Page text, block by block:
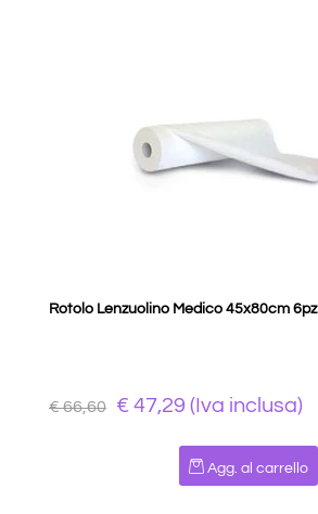
Rotolo Lenzuolino Medico 45x80cm 6pz
€ 66,60 € 47,29 (Iva inclusa)
Quantità
Agg. al carrello